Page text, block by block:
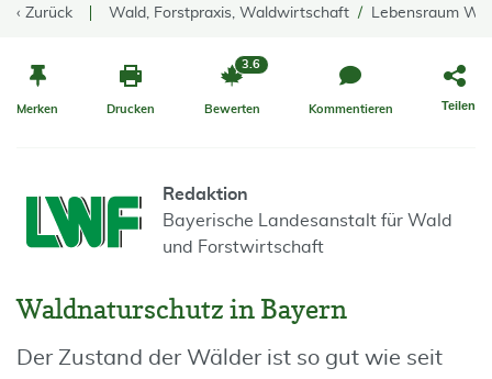
‹ Zurück Wald, Forstpraxis, Waldwirtschaft Lebensraum
Merken Drucken Bewerten
3.6
Kommentieren Teilen
Redaktion
Bayerische Landesanstalt für Wald
und Forstwirtschaft
Waldnaturschutz in Bayern
Der Zustand der Wälder ist so gut wie seit